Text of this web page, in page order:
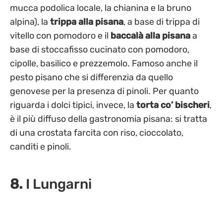
mucca podolica locale, la chianina e la bruno
alpina), la trippa alla pisana, a base di trippa di
vitello con pomodoro e il baccalà alla pisanaa
base di stoccafisso cucinato con pomodoro,
cipolle, basilico e prezzemolo. Famoso anche il
pesto pisano che si differenzia da quello
genovese per la presenza di pinoli. Per quanto
riguarda i dolci tipici, invece, la torta co’ bischeri,
è il più diffuso della gastronomia pisana: si tratta
di una crostata farcita con riso, cioccolato,
canditi e pinoli.
8. I Lungarni